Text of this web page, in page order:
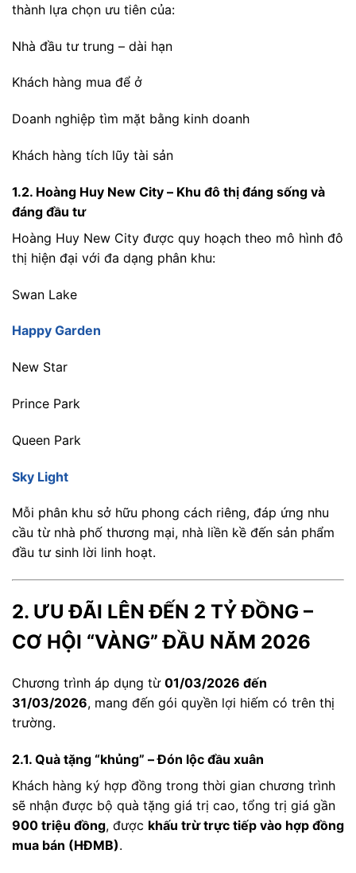
thành lựa chọn ưu tiên của:
Nhà đầu tư trung – dài hạn
Khách hàng mua để ở
Doanh nghiệp tìm mặt bằng kinh doanh
Khách hàng tích lũy tài sản
1.2. Hoàng Huy New City – Khu đô thị đáng sống và
đáng đầu tư
Hoàng Huy New City được quy hoạch theo mô hình đô
thị hiện đại với đa dạng phân khu:
Swan Lake
Happy Garden
New Star
Prince Park
Queen Park
Sky Light
Mỗi phân khu sở hữu phong cách riêng, đáp ứng nhu
cầu từ nhà phố thương mại, nhà liền kề đến sản phẩm
đầu tư sinh lời linh hoạt.
2. ƯU ĐÃI LÊN ĐẾN 2 TỶ ĐỒNG –
CƠ HỘI “VÀNG” ĐẦU NĂM 2026
Chương trình áp dụng từ 01/03/2026 đến
31/03/2026, mang đến gói quyền lợi hiếm có trên thị
trường.
2.1. Quà tặng “khủng” – Đón lộc đầu xuân
Khách hàng ký hợp đồng trong thời gian chương trình
sẽ nhận được bộ quà tặng giá trị cao, tổng trị giá gần
900 triệu đồng, được khấu trừ trực tiếp vào hợp đồng
mua bán (HĐMB).